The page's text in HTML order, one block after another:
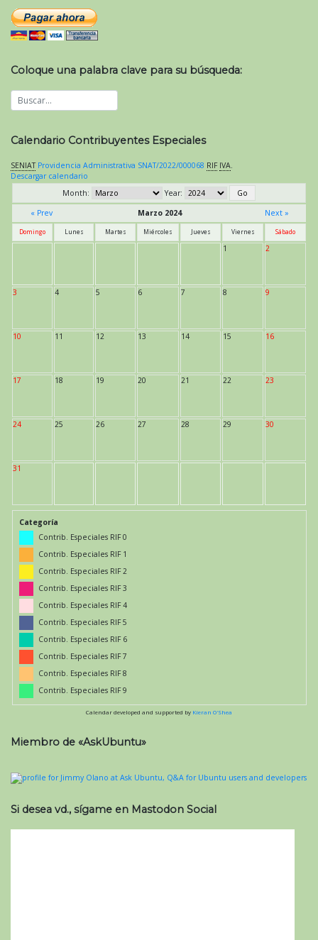
Coloque una palabra clave para su búsqueda:
Calendario Contribuyentes Especiales
SENIAT Providencia Administrativa SNAT/2022/000068 RIF IVA.
Descargar calendario
Month:
Year:
« Prev
Marzo 2024 Next »
Domingo Lunes Martes Miércoles Jueves Viernes Sábado
1 2
3 4 5 6 7 8 9
10 11 12 13 14 15 16
17 18 19 20 21 22 23
24 25 26 27 28 29 30
31
Categoría
Contrib. Especiales RIF 0
Contrib. Especiales RIF 1
Contrib. Especiales RIF 2
Contrib. Especiales RIF 3
Contrib. Especiales RIF 4
Contrib. Especiales RIF 5
Contrib. Especiales RIF 6
Contrib. Especiales RIF 7
Contrib. Especiales RIF 8
Contrib. Especiales RIF 9
Calendar developed and supported by Kieran O'Shea
Miembro de «AskUbuntu»
Si desea vd., sígame en Mastodon Social